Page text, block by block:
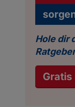
Hole dir
Gratis